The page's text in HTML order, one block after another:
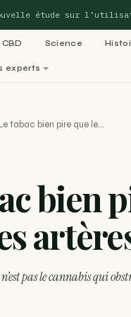
étude sur l’utilisation
CBD Science
experts
:
05
99… ACTU
tabac bien pire que le…
bien
n’est pas le cannabis qui